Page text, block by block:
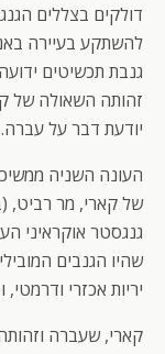
דולקים בצללים
להשתקע בעיירה
גנבת תכשיטים
זהותה השאולה של
יודעת דבר על עברה.
העונה השניה
של קארי, מר רביט,
גנגסטר אוקראיני
יריות אכזרי
קארי, שעברה